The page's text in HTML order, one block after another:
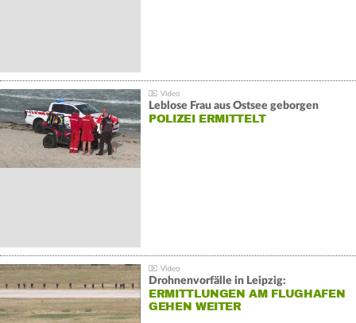
Leblose Frau aus Ostsee geborgen
POLIZEI ERMITTELT
Drohnenvorfälle in Leipzig:
ERMITTLUNGEN AM FLUGHAFEN
GEHEN WEITER